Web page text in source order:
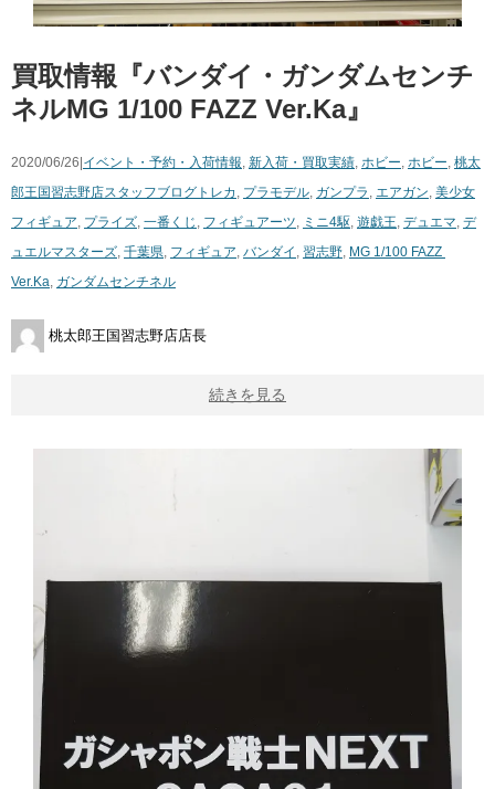
買取情報『バンダイ・ガンダムセンチ
ネルMG ​1/100 ​FAZZ ​Ver.Ka』
2020/06/26|イベント・予約・入荷情報, 新入荷・買取実績, ホビー, ホビー, 桃太
郎王国習志野店スタッフブログ トレカ , プラモデル, ガンプラ , エアガン, 美少女
フィギュア, プライズ, 一番くじ , フィギュアーツ, ミニ4駆, 遊戯王, デュエマ, デ
ュエルマスターズ, 千葉県, フィギュア, バンダイ , 習志野, MG ​1/100 ​FAZZ ​
Ver.Ka, ガンダムセンチネル
桃太郎王国習志野店店長
続きを見る